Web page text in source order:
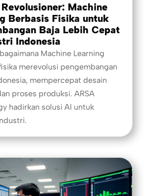
Machine
Berbasis Fisika untuk
Baja Lebih Cepat
Indonesia
Machine Learning
merevolusi pengembangan
mempercepat desain
proses produksi. ARSA
hadirkan solusi AI untuk